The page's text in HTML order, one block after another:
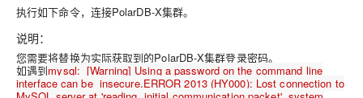
执行如下命令，连接PolarDB-X集群。
说明：
您需要将替换为实际获取到的PolarDB-X集群登录密码。
如遇到mysql: [Warning] Using a password on the command line
interface can be insecure.ERROR 2013 (HY000): Lost connection to